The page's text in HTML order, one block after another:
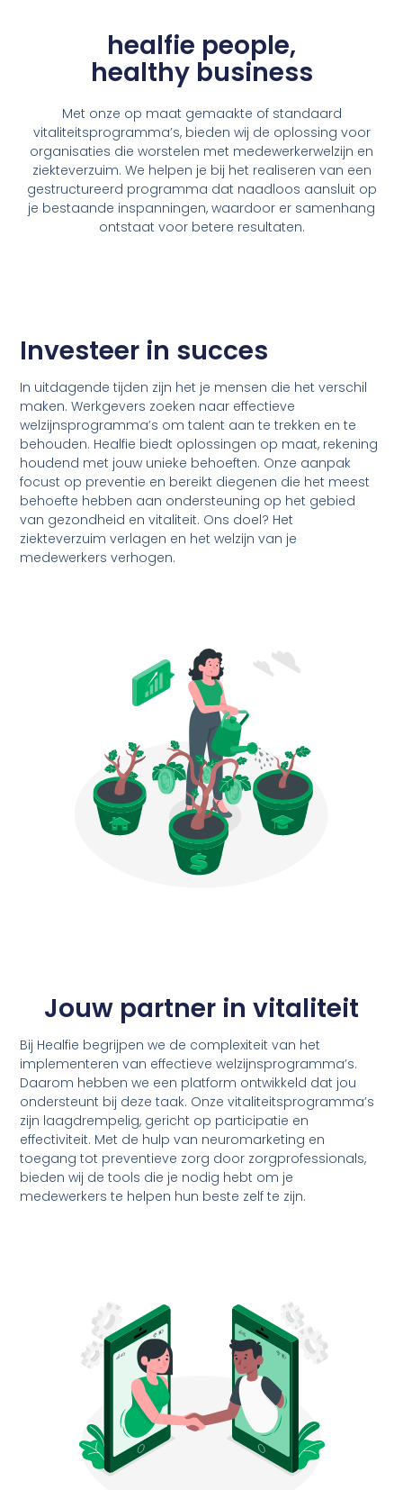
healfie people,
healthy business
Met onze op maat gemaakte of standaard
vitaliteitsprogramma’s, bieden wij de oplossing voor
organisaties die worstelen met medewerkerwelzijn en
ziekteverzuim. We helpen je bij het realiseren van een
gestructureerd programma dat naadloos aansluit op
je bestaande inspanningen, waardoor er samenhang
ontstaat voor betere resultaten.
Investeer in succes
In uitdagende tijden zijn het je mensen die het verschil
maken. Werkgevers zoeken naar effectieve
welzijnsprogramma’s om talent aan te trekken en te
behouden. Healfie biedt oplossingen op maat, rekening
houdend met jouw unieke behoeften. Onze aanpak
focust op preventie en bereikt diegenen die het meest
behoefte hebben aan ondersteuning op het gebied
van gezondheid en vitaliteit. Ons doel? Het
ziekteverzuim verlagen en het welzijn van je
medewerkers verhogen.
Jouw partner in vitaliteit
Bij Healfie begrijpen we de complexiteit van het
implementeren van effectieve welzijnsprogramma’s.
Daarom hebben we een platform ontwikkeld dat jou
ondersteunt bij deze taak. Onze vitaliteitsprogramma’s
zijn laagdrempelig, gericht op participatie en
effectiviteit. Met de hulp van neuromarketing en
toegang tot preventieve zorg door zorgprofessionals,
bieden wij de tools die je nodig hebt om je
medewerkers te helpen hun beste zelf te zijn.